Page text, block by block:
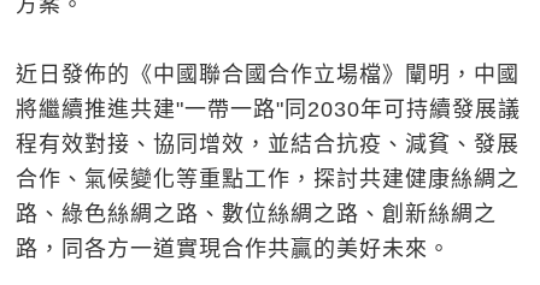
方案。
近日發佈的《中國聯合國合作立場檔》闡明，中國
將繼續推進共建"一帶一路"同2030年可持續發展議
程有效對接、協同增效，並結合抗疫、減貧、發展
合作、氣候變化等重點工作，探討共建健康絲綢之
路、綠色絲綢之路、數位絲綢之路、創新絲綢之
路，同各方一道實現合作共贏的美好未來。